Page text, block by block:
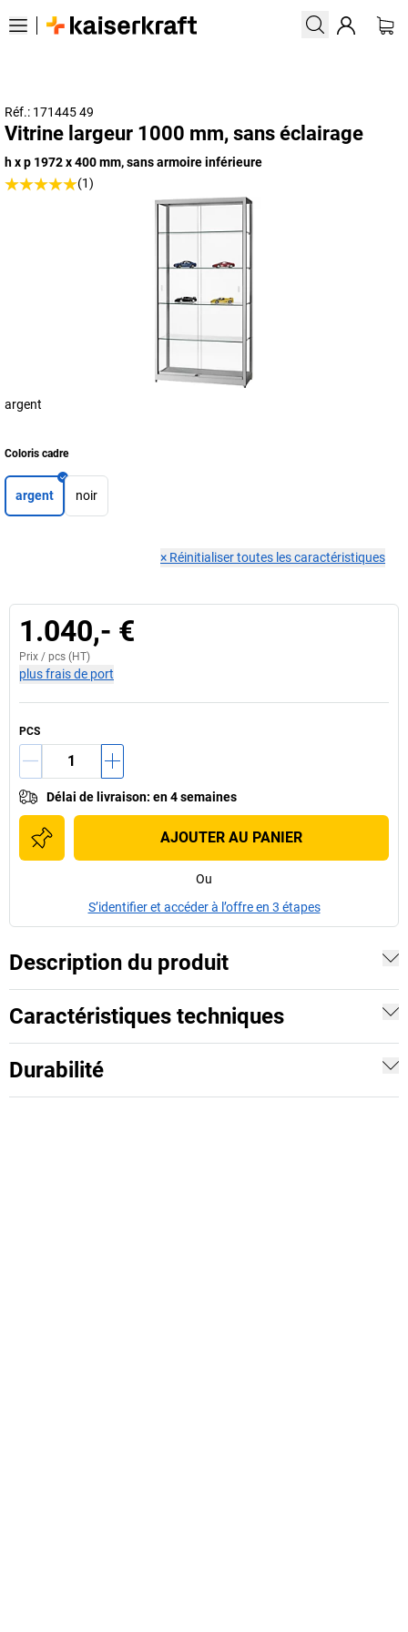
Réf.: 171445 49
Vitrine largeur 1000 mm, sans éclairage
h x p 1972 x 400 mm, sans armoire inférieure
(1)
argent
Coloris cadre
argent noir
× Réinitialiser toutes les caractéristiques
1.040,- €
Prix / pcs (HT)
plus frais de port
PCS
Délai de livraison: en 4 semaines
AJOUTER AU PANIER
Ou
S’identifier et accéder à l’offre en 3 étapes
Description du produit
Caractéristiques techniques
Durabilité